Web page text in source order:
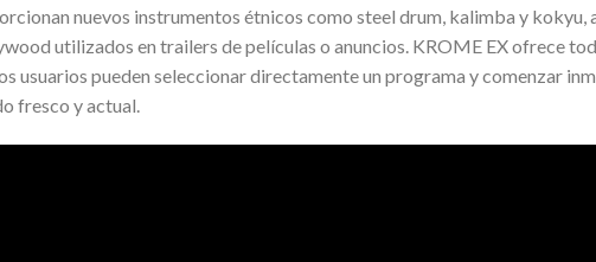
nuevos instrumentos étnicos como steel drum, kalimba y kokyu,
utilizados en trailers de películas o anuncios. KROME EX ofrece
usuarios pueden seleccionar directamente un programa y comenzar
fresco y actual.